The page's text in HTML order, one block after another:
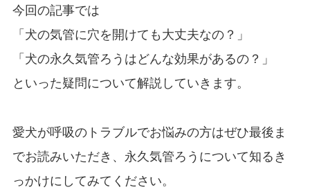
今回の記事では
「犬の気管に穴を開けても大丈夫なの？」
「犬の永久気管ろうはどんな効果があるの？」
といった疑問について解説していきます。
愛犬が呼吸のトラブルでお悩みの方はぜひ最後ま
でお読みいただき、永久気管ろうについて知るき
っかけにしてみてください。